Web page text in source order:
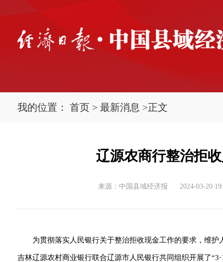
我的位置： 首页 > 最新消息 >正文
辽源农商行整治拒
来源：中国县域经济报 2024-03-20
为贯彻落实人民银行关于整治拒收现金工作的要求，维
吉林辽源农村商业银行联合辽源市人民银行共同组织开展了